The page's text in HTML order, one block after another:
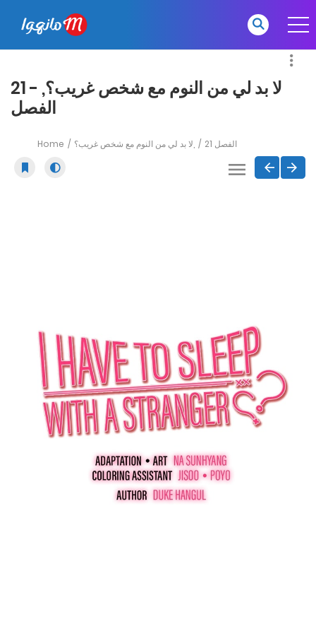
لا بد لي من النوم مع شخص غريب؟, - 21
الفصل
Home 21 الفصل